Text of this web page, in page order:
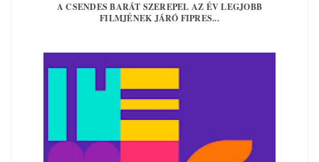
A CSENDES BARÁT SZEREPEL AZ ÉV LEGJOBB
FILMJÉNEK JÁRÓ FIPRES...